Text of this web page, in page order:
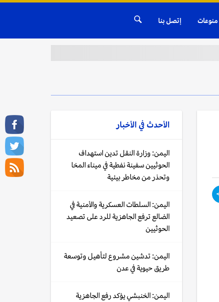
منوعات إتصل بنا
الأحدث في الأخبار
اليمن: وزارة النقل تدين استهداف
الحوثيين سفينة نفطية في ميناء المخا
وتحذر من مخاطر بيئية
اليمن: السلطات العسكرية والأمنية في
الضالع ترفع الجاهزية للرد على تصعيد
الحوثيين
اليمن: تدشين مشروع لتأهيل وتوسعة
طريق حيوية في عدن
اليمن: الخنبشي يؤكد رفع الجاهزية